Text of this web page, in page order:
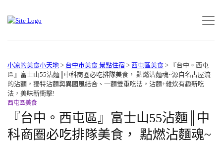
小凉的美食小天地 > 台中市美食.景點住宿 > 西屯區美食 >
『台中。西屯
區』富士山55沾麵║中科商圈必吃排隊美食， 點燃沾麵魂~源自名古屋流
的沾麵，獨特沾麵與異國風結合、一麵雙重吃法，沾麵+雜炊有趣新吃
法，美味新衝擊!
西屯區美食
『台中。西屯區』富士山55沾麵║中
科商圈必吃排隊美食， 點燃沾麵魂~